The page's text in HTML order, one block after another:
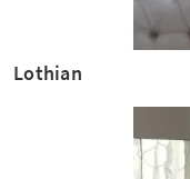
Lothian